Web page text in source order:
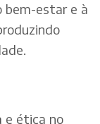
bem-estar e à
e ética no